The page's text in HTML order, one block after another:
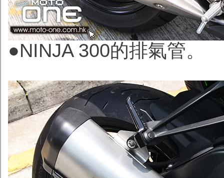
●NINJA 300的排氣管。